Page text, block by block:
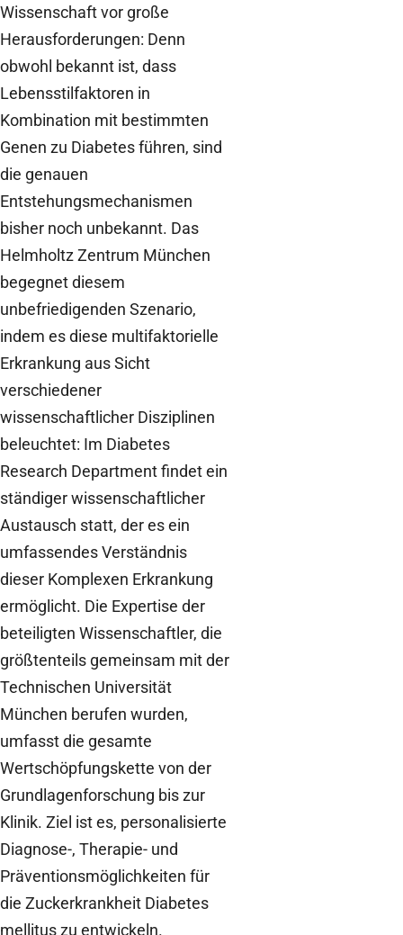
Wissenschaft vor große
Herausforderungen: Denn
obwohl bekannt ist, dass
Lebensstilfaktoren in
Kombination mit bestimmten
Genen zu Diabetes führen, sind
die genauen
Entstehungsmechanismen
bisher noch unbekannt. Das
Helmholtz Zentrum München
begegnet diesem
unbefriedigenden Szenario,
indem es diese multifaktorielle
Erkrankung aus Sicht
verschiedener
wissenschaftlicher Disziplinen
beleuchtet: Im Diabetes
Research Department findet ein
ständiger wissenschaftlicher
Austausch statt, der es ein
umfassendes Verständnis
dieser Komplexen Erkrankung
ermöglicht. Die Expertise der
beteiligten Wissenschaftler, die
größtenteils gemeinsam mit der
Technischen Universität
München berufen wurden,
umfasst die gesamte
Wertschöpfungskette von der
Grundlagenforschung bis zur
Klinik. Ziel ist es, personalisierte
Diagnose-, Therapie- und
Präventionsmöglichkeiten für
die Zuckerkrankheit Diabetes
mellitus zu entwickeln.